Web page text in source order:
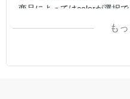
商品によってはcolorが選択
ンでcolorの変更を試してみて
印刷方法は転写プリントがオ
も